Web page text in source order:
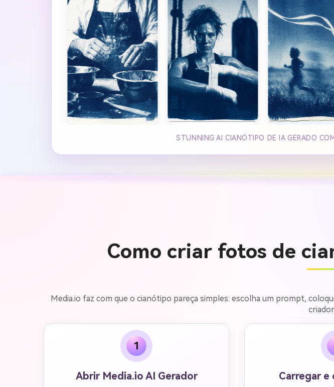
STUNNING AI CIANÓTIPO DE IA GERADO
Como criar fotos de
Media.io faz com que o cianótipo pareça simples: escolha um prompt,
1
Abrir Media.io AI Gerador Carregar e